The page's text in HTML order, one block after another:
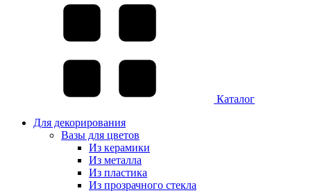
Каталог
Для декорирования
Вазы для цветов
Из керамики
Из металла
Из пластика
Из прозрачного стекла